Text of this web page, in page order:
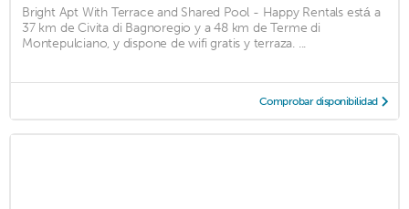
Bright Apt With Terrace and Shared Pool - Happy Rentals está a
37 km de Civita di Bagnoregio y a 48 km de Terme di
Montepulciano, y dispone de wifi gratis y terraza. ...
Comprobar disponibilidad